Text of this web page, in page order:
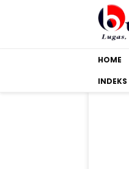
HOME
INDEKS